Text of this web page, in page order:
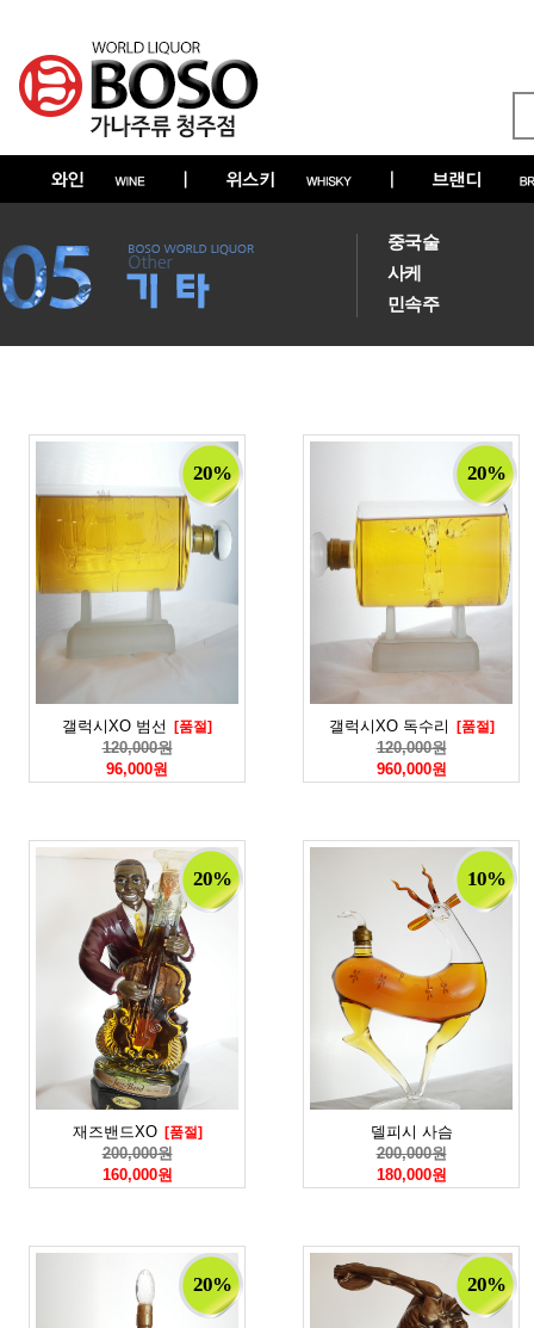
중국술
사케
민속주
20%
갤럭시XO 범선 [품절]
120,000원
96,000원
20%
갤럭시XO 독수리 [품절]
120,000원
960,000원
20%
재즈밴드XO [품절]
200,000원
160,000원
10%
델피시 사슴
200,000원
180,000원
20% 20%